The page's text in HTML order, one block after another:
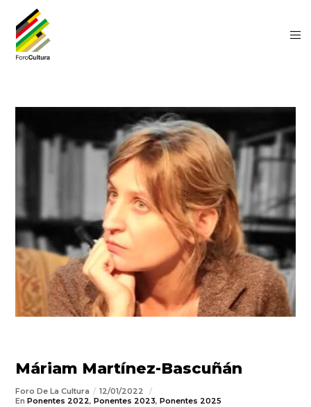
Máriam Martínez-Bascuñán
Foro De La Cultura
12/01/2022
EnPonentes 2022,Ponentes 2023,Ponentes 2025